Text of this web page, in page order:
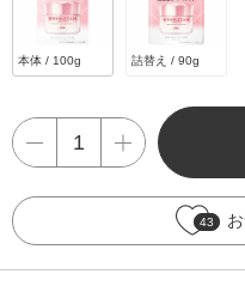
本体 / 100g 詰替え / 90g
43